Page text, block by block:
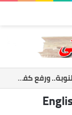
أسوان تعزز الشراكة الأمنية.. المحافظ ومدير الأمن يبحثان ملفات الأمن والتنميه